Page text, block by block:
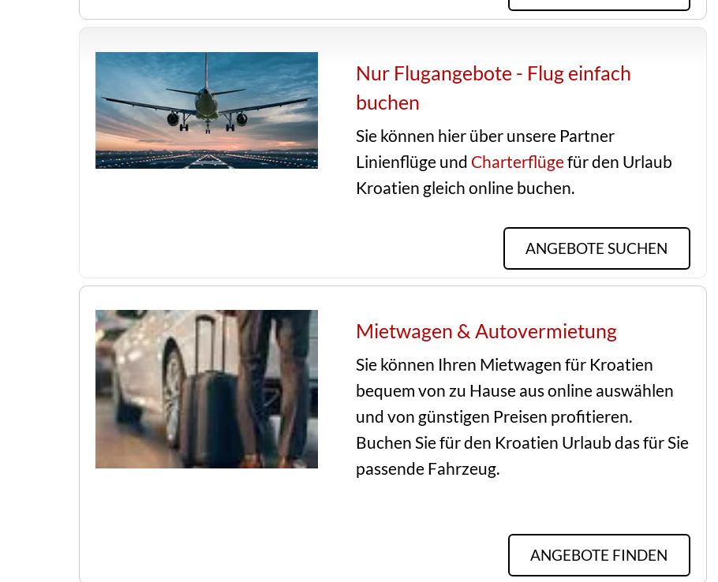
Nur Flugangebote - Flug einfach
buchen
Sie können hier über unsere Partner
Linienflüge und Charterflügefür den Urlaub
Kroatien gleich online buchen.
ANGEBOTE SUCHEN
Mietwagen & Autovermietung
Sie können Ihren Mietwagen für Kroatien
bequem von zu Hause aus online auswählen
und von günstigen Preisen profitieren.
Buchen Sie für den Kroatien Urlaub das für Sie
passende Fahrzeug.
ANGEBOTE FINDEN